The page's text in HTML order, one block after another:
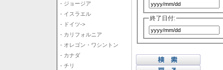
- ジョージア
- イスラエル
- ドイツ->
- カリフォルニア
- オレゴン・ワシントン
- カナダ
- チリ
終了日付: